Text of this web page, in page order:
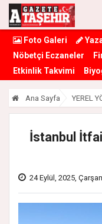
Foto Galeri
Nöbetçi Eczaneler
Etkinlik Takvimi
Ana Sayfa YEREL
İstanbul
24 Eylül, 2025,